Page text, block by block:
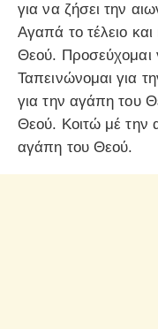
για να ζήσει την
Αγαπά το τέλειο
Θεού. Προσεύχομαι
Ταπεινώνομαι για
για την αγάπη του
Θεού. Κοιτώ μέ την
αγάπη του Θεού.